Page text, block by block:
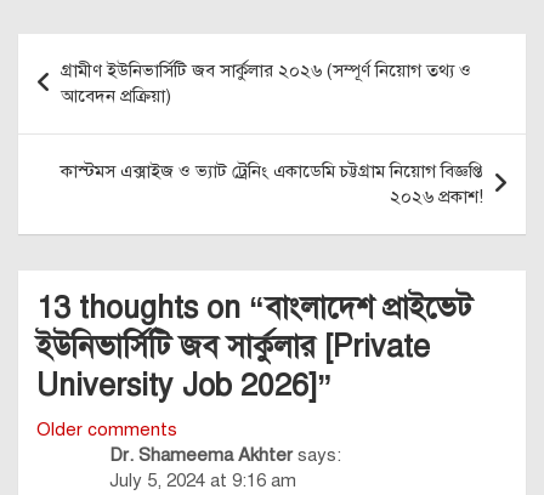
navigation
গ্রামীণ ইউনিভার্সিটি জব সার্কুলার ২০২৬ (সম্পূর্ণ নিয়োগ তথ্য ও
আবেদন প্রক্রিয়া)
কাস্টমস এক্সাইজ ও ভ্যাট ট্রেনিং একাডেমি চট্টগ্রাম নিয়োগ বিজ্ঞপ্তি
২০২৬ প্রকাশ!
13 thoughts on “বাংলাদেশ প্রাইভেট
ইউনিভার্সিটি জব সার্কুলার [Private
University Job 2026]”
Comments
navigation
Older comments
Dr. Shameema Akhter says:
July 5, 2024 at 9:16 am